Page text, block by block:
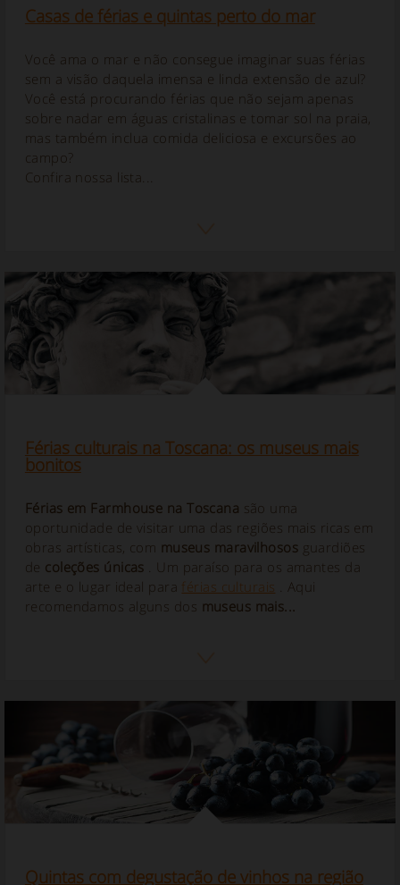
Casas de férias e quintas perto do mar
Você ama o mar e não consegue imaginar suas férias
sem a visão daquela imensa e linda extensão de azul?
Você está procurando férias que não sejam apenas
sobre nadar em águas cristalinas e tomar sol na praia,
mas também inclua comida deliciosa e excursões ao
campo?
Confira nossa lista...
Férias culturais na Toscana: os museus mais
bonitos
Férias em Farmhouse na Toscana são uma
oportunidade de visitar uma das regiões mais ricas em
obras artísticas, com museus maravilhosos guardiões
de coleções únicas . Um paraíso para os amantes da
arte e o lugar ideal para férias culturais . Aqui
recomendamos alguns dos museus mais...
Quintas com degustação de vinhos na região